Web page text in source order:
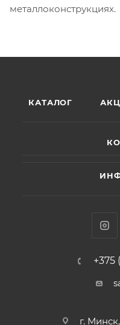
металлоконструкциях.
КАТАЛОГ
+375
г.